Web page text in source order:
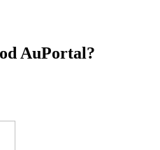
AuPortal?